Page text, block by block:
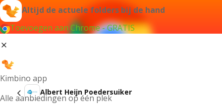
Altijd de actuele folders bij de hand
Toevoegen aan Chrome - GRATIS
Kimbino app
Alle aanbiedingen op één plek
Albert Heijn Poedersuiker